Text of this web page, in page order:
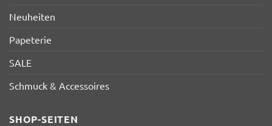
Neuheiten
Papeterie
SALE
Schmuck & Accessoires
SHOP-SEITEN